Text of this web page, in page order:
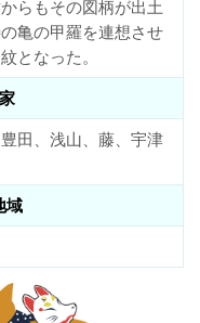
らもその図柄が出土
亀の甲羅を連想させ
となった。
田、浅山、藤、宇津
域